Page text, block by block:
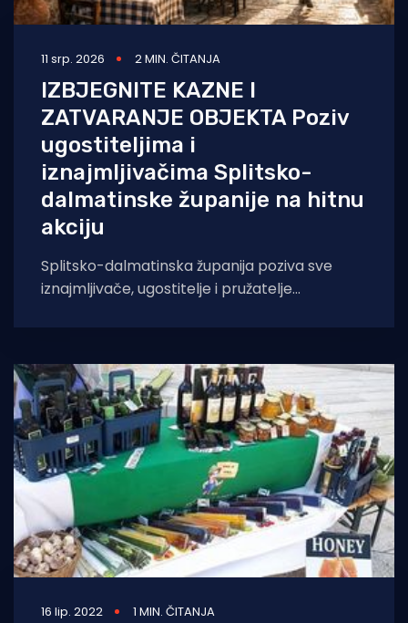
Tradicija i kultura
11 srp. 2026 2 MIN. ČITANJA
IZBJEGNITE KAZNE I
ZATVARANJE OBJEKTA Poziv
ugostiteljima i
iznajmljivačima Splitsko-
dalmatinske županije na hitnu
akciju
Splitsko-dalmatinska županija poziva sve
iznajmljivače, ugostitelje i pružatelje
na temelju privremenih
16 lip. 2022 1 MIN. ČITANJA